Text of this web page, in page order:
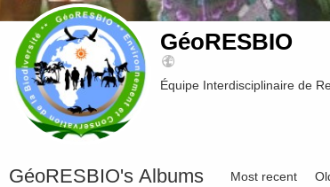
GéoRESBIO
Équipe Interdisciplinaire de
GéoRESBIO's Albums Most recent